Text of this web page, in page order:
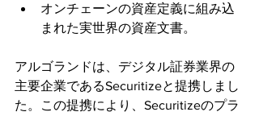
オンチェーンの資産定義に組み込
まれた実世界の資産文書。
アルゴランドは、デジタル証券業界の
主要企業であるSecuritizeと提携しまし
た。この提携により、Securitizeのプラ